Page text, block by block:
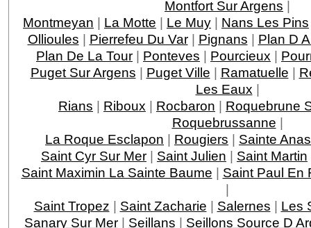
Montfort Sur Argens |
Montmeyan | La Motte | Le Muy | Nans Les Pins
Ollioules | Pierrefeu Du Var| Pignans | Plan D
Plan De La Tour | Ponteves | Pourcieux |
Puget Sur Argens | Puget Ville | Ramatuelle |
Les Eaux |
Rians | Riboux | Rocbaron | Roquebrune
Roquebrussanne |
La Roque Esclapon | Rougiers | Sainte
Saint Cyr Sur Mer | Saint Julien | Saint Martin
Saint Maximin La Sainte Baume | Saint Paul En
|
Saint Tropez | Saint Zacharie | Salernes | Les
Sanary Sur Mer| Seillans | Seillons Source D